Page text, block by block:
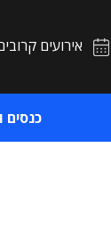
אירועים
כנסים